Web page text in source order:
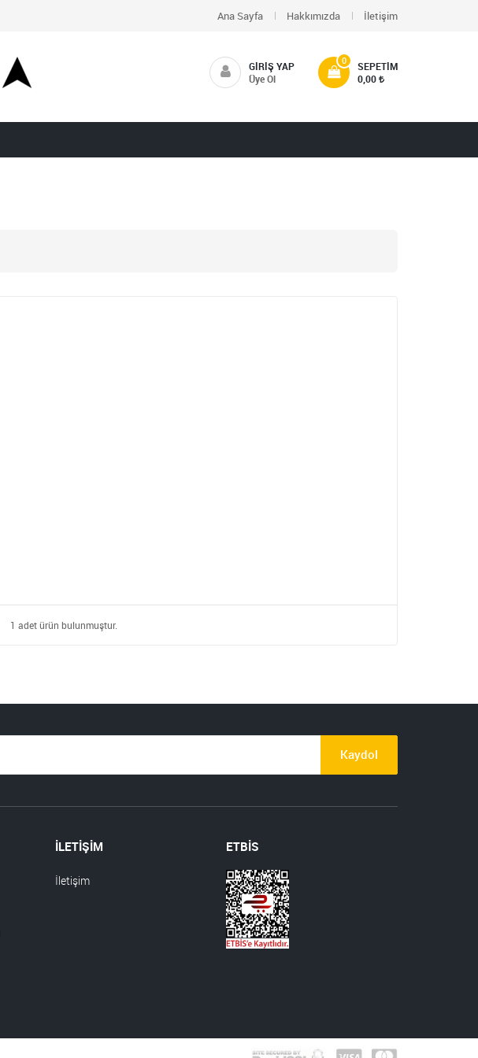
Ana Sayfa Hakkımızda İletişim
SEPETIM
0
0,00
GIRIŞ YAP
Üye Ol
1 adet ürün bulunmuştur.
Kaydol
İLETİŞİM
İletişim
ETBİS